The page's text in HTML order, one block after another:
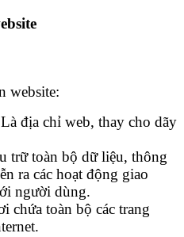
website:
địa chỉ web, thay cho dãy
trữ toàn bộ dữ liệu, thông
ra các hoạt động giao
người dùng.
chứa toàn bộ các trang